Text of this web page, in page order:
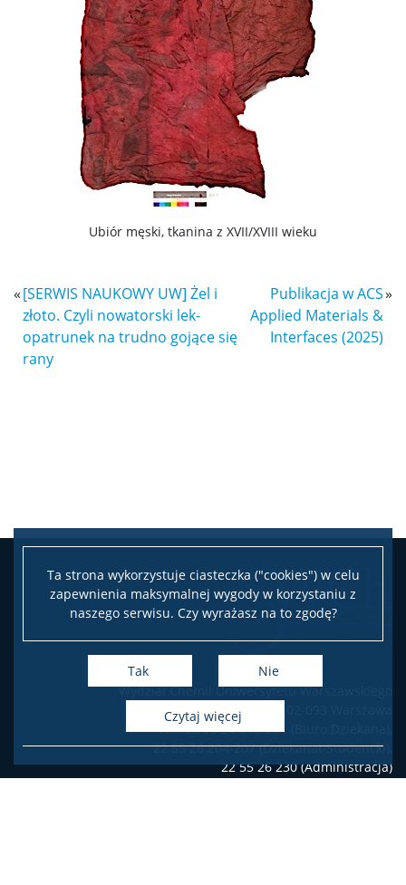
Ta strona wykorzystuje ciasteczka ("cookies") w celu
zapewnienia maksymalnej wygody w korzystaniu z
naszego serwisu. Czy wyrażasz na to zgodę?
Tak Nie
czytaj więcej
Ubiór męski, tkanina z XVII/XVIII wieku
«[SERWIS NAUKOWY UW] Żel i
złoto. Czyli nowatorski lek-
opatrunek na trudno gojące się
rany
Publikacja w ACS
Applied Materials &
Interfaces (2025)
»
Wydział Chemii Uniwersytetu Warszawskiego
ul. Pasteura 1, 02-093 Warszawa
tel.: 22 55 26 212-211 (Biuro Dziekana),
22 55 26 204-207 (Dziekanat Studencki),
22 55 26 230 (Administracja)